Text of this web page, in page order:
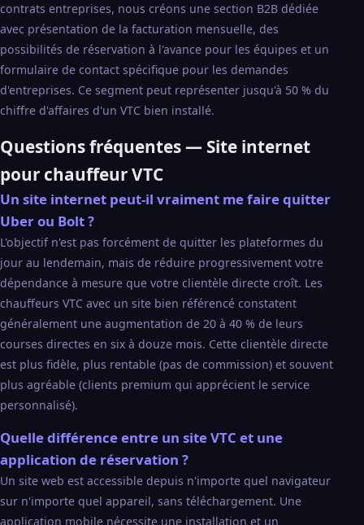
contrats entreprises, nous créons une section B2B dédiée
avec présentation de la facturation mensuelle, des
possibilités de réservation à l'avance pour les équipes et un
formulaire de contact spécifique pour les demandes
d'entreprises. Ce segment peut représenter jusqu'à 50 % du
chiffre d'affaires d'un VTC bien installé.
Questions fréquentes — Site internet
pour chauffeur VTC
Un site internet peut-il vraiment me faire quitter
Uber ou Bolt ?
L'objectif n'est pas forcément de quitter les plateformes du
jour au lendemain, mais de réduire progressivement votre
dépendance à mesure que votre clientèle directe croît. Les
chauffeurs VTC avec un site bien référencé constatent
généralement une augmentation de 20 à 40 % de leurs
courses directes en six à douze mois. Cette clientèle directe
est plus fidèle, plus rentable (pas de commission) et souvent
plus agréable (clients premium qui apprécient le service
personnalisé).
Quelle différence entre un site VTC et une
application de réservation ?
Un site web est accessible depuis n'importe quel navigateur
sur n'importe quel appareil, sans téléchargement. Une
application mobile nécessite une installation et un